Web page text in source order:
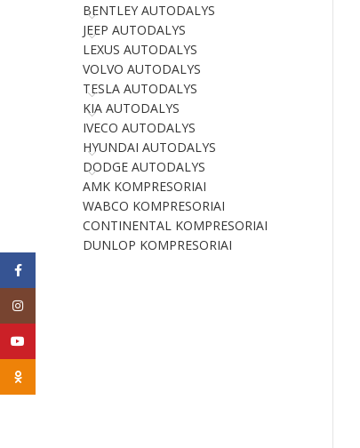
BENTLEY AUTODALYS
JEEP AUTODALYS
LEXUS AUTODALYS
VOLVO AUTODALYS
TESLA AUTODALYS
KIA AUTODALYS
IVECO AUTODALYS
HYUNDAI AUTODALYS
DODGE AUTODALYS
AMK KOMPRESORIAI
WABCO KOMPRESORIAI
CONTINENTAL KOMPRESORIAI
DUNLOP KOMPRESORIAI